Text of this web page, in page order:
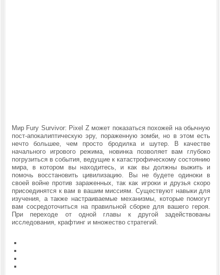
Мир Fury Survivor: Pixel Z может показаться похожей на обычную
пост-апокалиптическую эру, пораженную зомби, но в этом есть
нечто большее, чем просто бродилка и шутер. В качестве
начального игрового режима, новинка позволяет вам глубоко
погрузиться в события, ведущие к катастрофическому состоянию
мира, в котором вы находитесь, и как вы должны выжить и
помочь восстановить цивилизацию. Вы не будете одиноки в
своей войне против зараженных, так как игроки и друзья скоро
присоединятся к вам в вашим миссиям. Существуют навыки для
изучения, а также настраиваемые механизмы, которые помогут
вам сосредоточиться на правильной сборке для вашего героя.
При переходе от одной главы к другой задействованы
исследования, крафтинг и множество стратегий.